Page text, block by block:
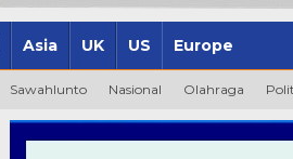
Asia UK US Europe
Sawahlunto Nasional Olahraga